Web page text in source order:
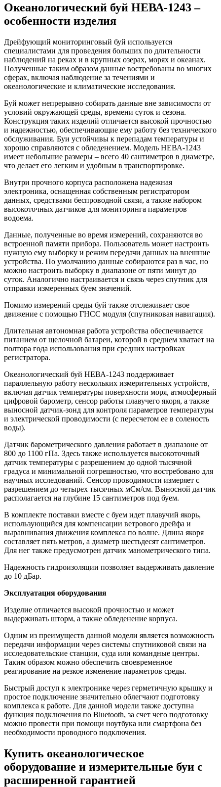
Океанологический буй НЕВА-1243 –
особенности изделия
Дрейфующий мониторинговый буй используется
специалистами для проведения больших по длительности
наблюдений на реках и в крупных озерах, морях и океанах.
Полученные таким образом данные востребованы во многих
сферах, включая наблюдение за течениями и
океанологические и климатические исследования.
Буй может непрерывно собирать данные вне зависимости от
условий окружающей среды, времени суток и сезона.
Конструкция таких изделий отличается высокой прочностью
и надежностью, обеспечивающие ему работу без технического
обслуживания. Буи устойчивы к перепадам температуры и
хорошо справляются с обледенением. Модель НЕВА-1243
имеет небольшие размеры – всего 40 сантиметров в диаметре,
что делает его легким и удобным в транспортировке.
Внутри прочного корпуса расположена надежная
электроника, оснащенная собственным регистратором
данных, средствами беспроводной связи, а также набором
высокоточных датчиков для мониторинга параметров
водоема.
Данные, полученные во время измерений, сохраняются во
встроенной памяти прибора. Пользователь может настроить
нужную ему выборку и режим передачи данных на внешние
устройства. По умолчанию данные собираются раз в час, но
можно настроить выборку в диапазоне от пяти минут до
суток. Аналогично настраивается и связь через спутник для
отправки измеренных буем значений.
Помимо измерений среды буй также отслеживает свое
движение с помощью ГНСС модуля (спутниковая навигация).
Длительная автономная работа устройства обеспечивается
питанием от щелочной батареи, которой в среднем хватает на
полтора года использования при средних настройках
регистратора.
Океанологический буй НЕВА-1243 поддерживает
параллельную работу нескольких измерительных устройств,
включая датчик температуры поверхности моря, атмосферный
цифровой барометр, сенсор работы плавучего якоря, а также
выносной датчик-зонд для контроля параметров температуры
и электрической проводимости (с пересчетом ее в соленость
воды).
Датчик барометрического давления работает в диапазоне от
800 до 1100 гПа. Здесь также используется высокоточный
датчик температуры с разрешением до одной тысячной
градуса и минимальной погрешностью, что востребовано для
научных исследований. Сенсор проводимости измеряет с
разрешением до четырех тысячных мСм/см. Выносной датчик
располагается на глубине 15 сантиметров под буем.
В комплекте поставки вместе с буем идет плавучий якорь,
использующийся для компенсации ветрового дрейфа и
выравнивания движения комплекса по волне. Длина якоря
составляет пять метров, а диаметр шестьдесят сантиметров.
Для нег также предусмотрен датчик манометрического типа.
Надежность гидроизоляции позволяет выдерживать давление
до 10 дБар.
Эксплуатация оборудования
Изделие отличается высокой прочностью и может
выдерживать шторм, а также обледенение корпуса.
Одним из преимуществ данной модели является возможность
передачи информации через системы спутниковой связи на
исследовательские станции, суда или командные центры.
Таким образом можно обеспечить своевременное
реагирование на резкое изменение параметров среды.
Быстрый доступ к электронике через герметичную крышку и
простое подключение значительно облегчают подготовку
комплекса к работе. Для данной модели также доступна
функция подключения по Bluetooth, за счет чего подготовку
можно провести при помощи ноутбука или смартфона без
необходимости проводного подключения.
Купить океанологическое
оборудование и измерительные буи с
расширенной гарантией